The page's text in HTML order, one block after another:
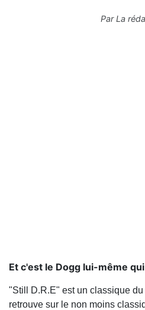
ParLa
Et c'est le Dogg lui-même
"Still D.R.E" est un classique
retrouve sur le non moins